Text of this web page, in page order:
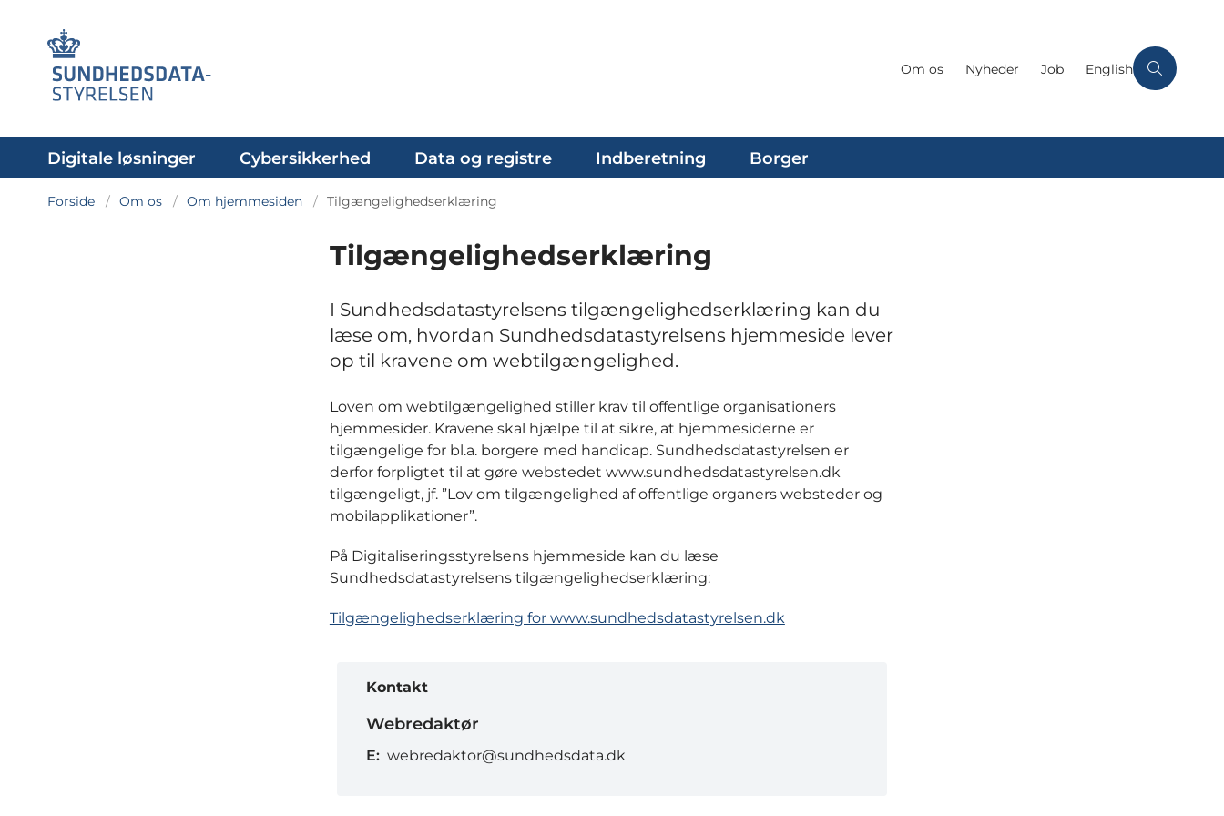
Om os Nyheder Job English
Digitale løsninger Cybersikkerhed Data og registre Indberetning Borger
Forside Om os Om hjemmesiden Tilgængelighedserklæring
Tilgængelighedserklæring
I Sundhedsdatastyrelsens tilgængelighedserklæring kan du
læse om, hvordan Sundhedsdatastyrelsens hjemmeside lever
op til kravene om webtilgængelighed.
Loven om webtilgængelighed stiller krav til offentlige organisationers
hjemmesider. Kravene skal hjælpe til at sikre, at hjemmesiderne er
tilgængelige for bl.a. borgere med handicap. Sundhedsdatastyrelsen er
derfor forpligtet til at gøre webstedet www.sundhedsdatastyrelsen.dk
tilgængeligt, jf. ”Lov om tilgængelighed af offentlige organers websteder og
mobilapplikationer”.
På Digitaliseringsstyrelsens hjemmeside kan du læse
Sundhedsdatastyrelsens tilgængelighedserklæring:
Tilgængelighedserklæring for www.sundhedsdatastyrelsen.dk
Kontakt
Webredaktør
E: webredaktor@sundhedsdata.dk